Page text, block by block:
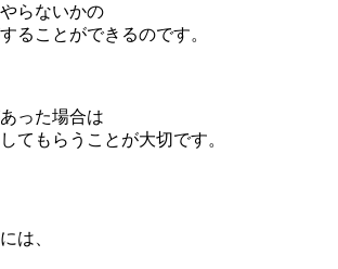
らないかの
ることができるのです。
った場合は
てもらうことが大切です。
は、